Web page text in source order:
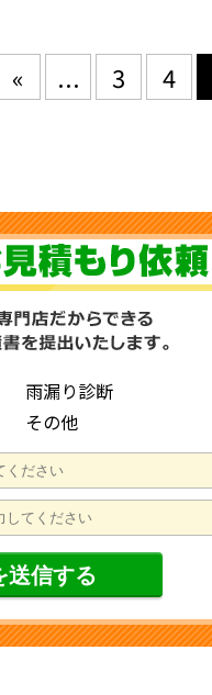
« ... 3 4
雨漏り診断
その他